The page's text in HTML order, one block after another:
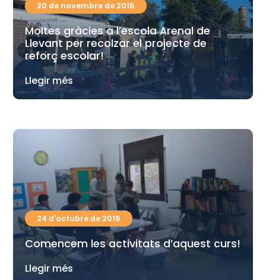
Moltes gràcies a l’escola Arenal de
Llevant per recolzar el projecte de
reforç escolar!
20 de novembre de 2015
Llegir més
Comencem les activitats d’aquest curs!
24 d'octubre de 2015
Llegir més